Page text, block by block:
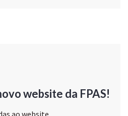
website da FPAS!